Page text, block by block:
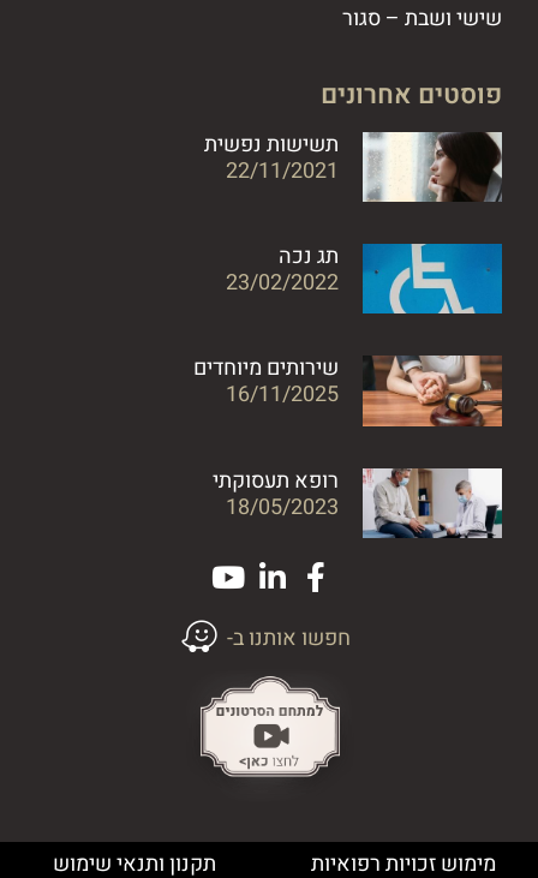
שישי ושבת – סגור
פוסטים אחרונים
תשישות נפשית
22/11/2021
תג נכה
23/02/2022
שירותים מיוחדים
16/11/2025
רופא תעסוקתי
18/05/2023
חפשו אותנו ב-
מימוש זכויות רפואיות תקנון ותנאי שימוש